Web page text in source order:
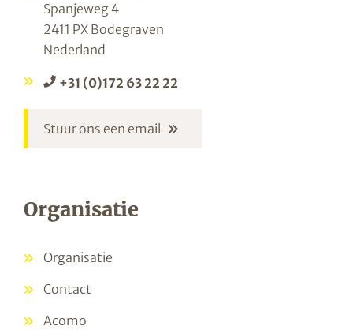
Spanjeweg 4
2411 PX Bodegraven
Nederland
+31 (0)172 63 22 22
Stuur ons een email
Organisatie
Organisatie
Contact
Acomo